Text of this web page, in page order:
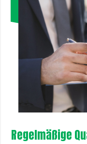
Regelmäßige